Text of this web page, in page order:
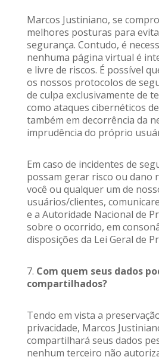
Marcos Justiniano, se
melhores posturas para
segurança. Contudo, é
nenhuma página virtual é
e livre de riscos. É possível
os nossos protocolos de
de culpa exclusivamente de
como ataques cibernéticos
também em decorrência da
imprudência do próprio
Em caso de incidentes de
possam gerar risco ou dano
você ou qualquer um de
usuários/clientes,
e a Autoridade Nacional de
sobre o ocorrido, em
disposições da Lei Geral de
7. Com quem seus dados
compartilhados?
Tendo em vista a
privacidade, Marcos
compartilhará seus dados
nenhum terceiro não